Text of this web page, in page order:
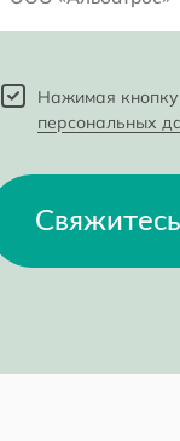
Нажимая кнопку
персональных